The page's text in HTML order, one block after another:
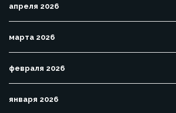
апреля 2026
марта 2026
февраля 2026
января 2026